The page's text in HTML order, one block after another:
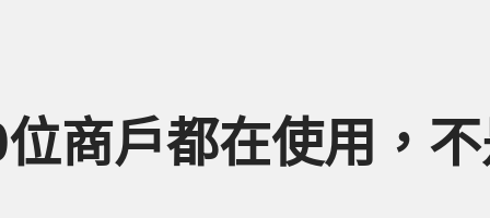
商戶都在使用，不